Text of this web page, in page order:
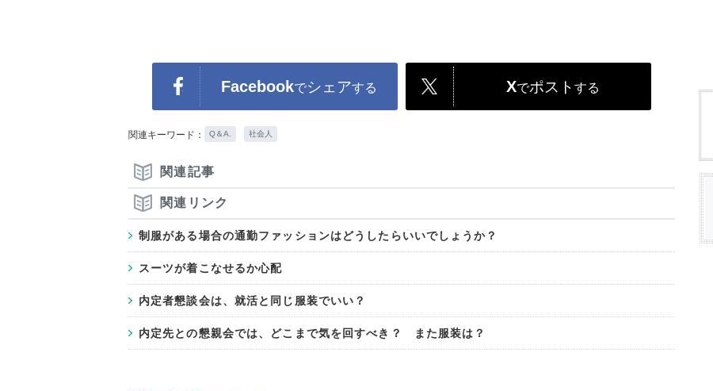
Facebookでシェアする Xでポスト する
関連キーワード： Q＆A. 社会人
関連記事
関連リンク
制服がある場合の通勤ファッションはどうしたらいいでしょうか？
スーツが着こなせるか心配
内定者懇談会は、就活と同じ服装でいい？
内定先との懇親会では、どこまで気を回すべき？ また服装は？